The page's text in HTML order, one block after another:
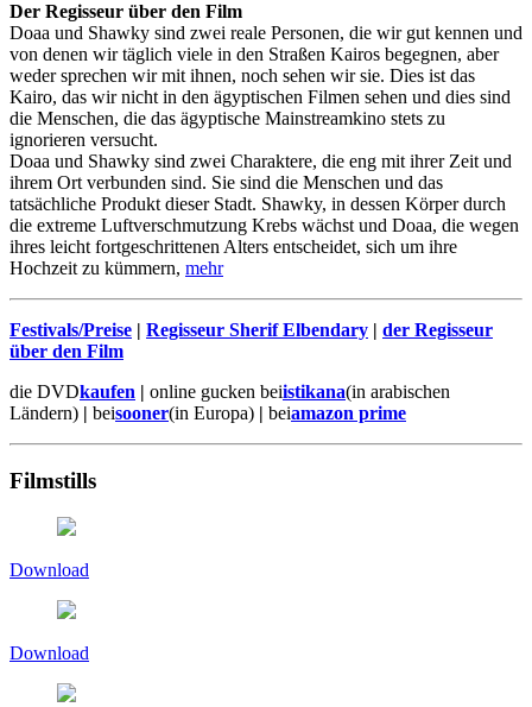
Der Regisseur über den Film
Doaa und Shawky sind zwei reale Personen, die wir gut kennen und
von denen wir täglich viele in den Straßen Kairos begegnen, aber
weder sprechen wir mit ihnen, noch sehen wir sie. Dies ist das
Kairo, das wir nicht in den ägyptischen Filmen sehen und dies sind
die Menschen, die das ägyptische Mainstreamkino stets zu
ignorieren versucht.
Doaa und Shawky sind zwei Charaktere, die eng mit ihrer Zeit und
ihrem Ort verbunden sind. Sie sind die Menschen und das
tatsächliche Produkt dieser Stadt. Shawky, in dessen Körper durch
die extreme Luftverschmutzung Krebs wächst und Doaa, die wegen
ihres leicht fortgeschrittenen Alters entscheidet, sich um ihre
Hochzeit zu kümmern, mehr
Festivals/Preise Regisseur Sherif Elbendary
der Regisseur
über den Film
die DVDkaufen online gucken beiistikana(in arabischen
Ländern)
beisooner(in Europa) beiamazon prime
Filmstills
Download
Download